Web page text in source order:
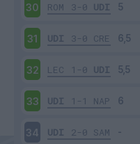
30 ROM 3-0 UDI
31 UDI 3-0 CRE
32 LEC 1-0 UDI
33 UDI 1-1 NAP
34 UDI 2-0 SAM